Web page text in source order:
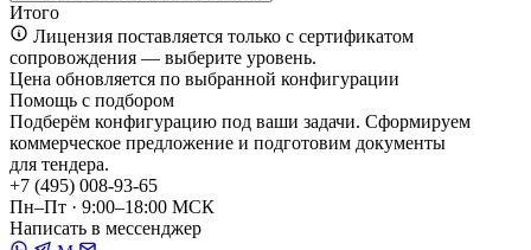
Итого
Лицензия поставляется только с сертификатом
сопровождения — выберите уровень.
Цена обновляется по выбранной конфигурации
Помощь с подбором
Подберём конфигурацию под ваши задачи. Сформируем
коммерческое предложение и подготовим документы
для тендера.
+7 (495) 008-93-65
Пн–Пт · 9:00–18:00 МСК
Написать в мессенджер